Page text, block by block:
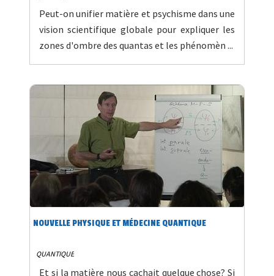
Peut-on unifier matière et psychisme dans une
vision scientifique globale pour expliquer les
zones d'ombre des quantas et les phénomèn ...
NOUVELLE PHYSIQUE ET MÉDECINE QUANTIQUE
QUANTIQUE
Et si la matière nous cachait quelque chose? Si